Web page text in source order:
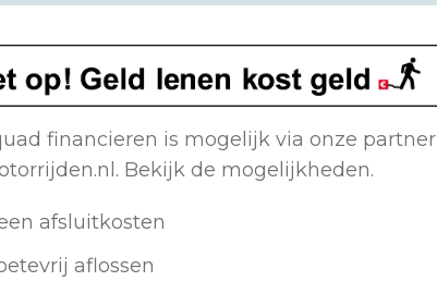
financieren is mogelijk via onze partner
Bekijk de mogelijkheden.
afsluitkosten
aflossen